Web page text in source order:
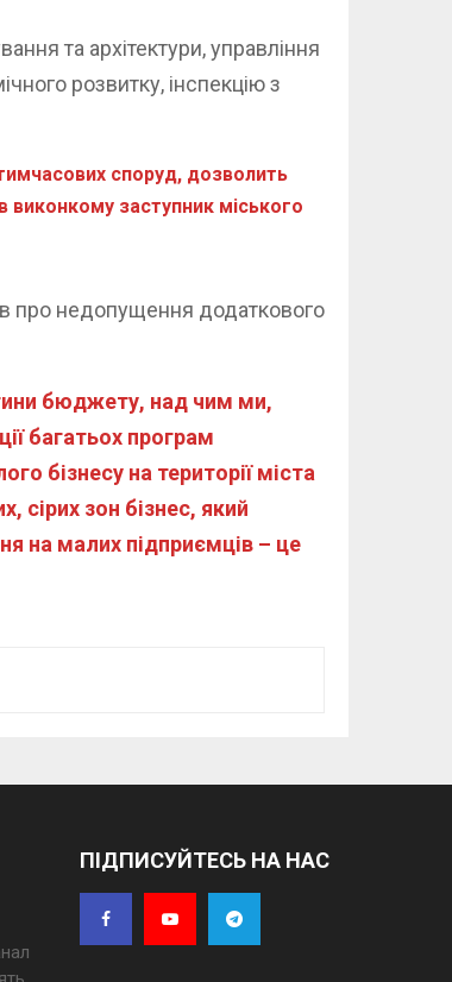
та архітектури, управління
розвитку, інспекцію з
споруд, дозволить
виконкому заступник міського
про недопущення додаткового
бюджету, над чим ми,
багатьох програм
бізнесу на території міста
зон бізнес, який
на малих підприємців – це
ПІДПИСУЙТЕСЬ НА НАС